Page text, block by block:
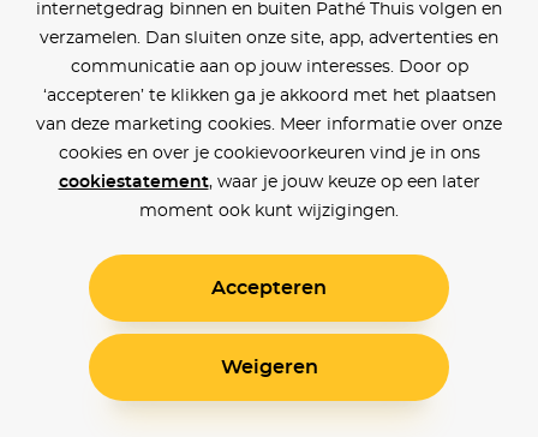
internetgedrag binnen en buiten Pathé Thuis volgen en
verzamelen. Dan sluiten onze site, app, advertenties en
communicatie aan op jouw interesses. Door op
‘accepteren’ te klikken ga je akkoord met het plaatsen
van deze marketing cookies. Meer informatie over onze
cookies en over je cookievoorkeuren vind je in ons
cookiestatement, waar je jouw keuze op een later
moment ook kunt wijzigingen.
Accepteren
Weigeren